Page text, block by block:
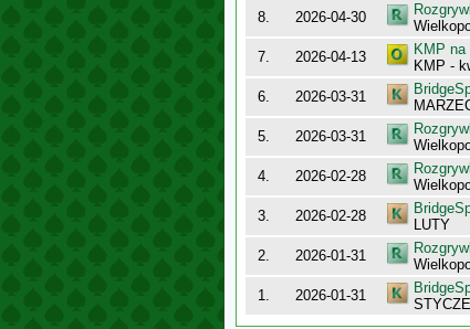
8. 2026-04-30
7. 2026-04-13
KMP
KMP -
6. 2026-03-31
5. 2026-03-31
4. 2026-02-28
3. 2026-02-28
LUTY
2. 2026-01-31
1. 2026-01-31